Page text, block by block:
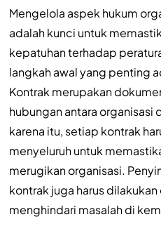
Mengelola aspek hukum
adalah kunci untuk
kepatuhan terhadap
langkah awal yang penting
Kontrak merupakan
hubungan antara
karena itu, setiap kontrak
menyeluruh untuk
merugikan organisasi.
kontrak juga harus
menghindari masalah di